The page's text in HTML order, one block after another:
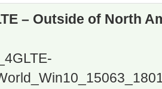
– Outside of North